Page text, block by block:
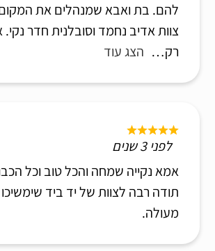
להם. בת ואבא שמנהלים את המקום,
צוות אדיב נחמד וסובלנית חדר נקי.
רק
הצג עוד
לפני 3 שנים
אמא נקייה שמחה והכל טוב וכל
תודה רבה לצוות של יד ביד שימשיכו
מעולה.